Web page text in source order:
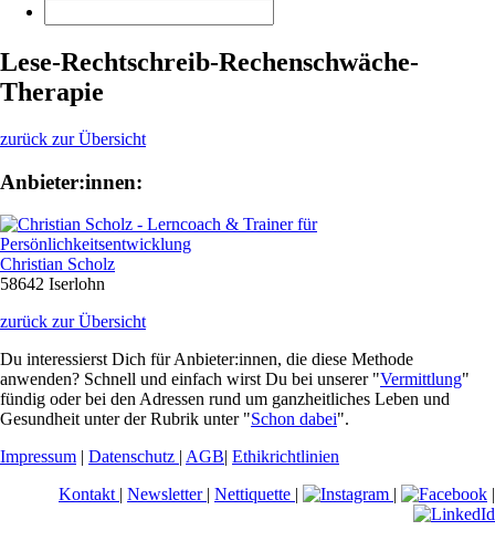
Lese-Rechtschreib-Rechenschwäche-
Therapie
zurück zur Übersicht
Anbieter:innen:
Christian Scholz
58642 Iserlohn
zurück zur Übersicht
Du interessierst Dich für Anbieter:innen, die diese Methode
anwenden? Schnell und einfach wirst Du bei unserer "Vermittlung"
fündig oder bei den Adressen rund um ganzheitliches Leben und
Gesundheit unter der Rubrik unter "Schon dabei".
Impressum
Datenschutz AGB Ethikrichtlinien
Kontakt Newsletter Nettiquette